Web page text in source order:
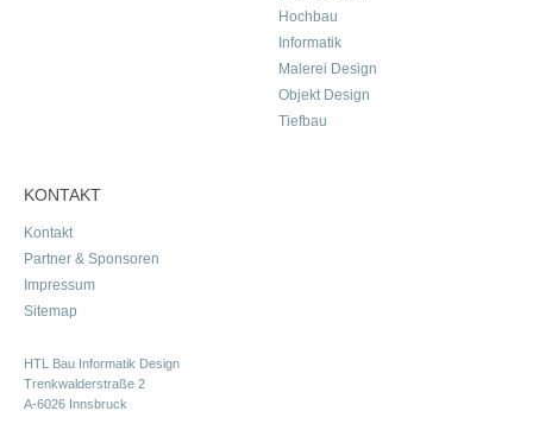
Hochbau
Informatik
Malerei Design
Objekt Design
Tiefbau
KONTAKT
Kontakt
Partner & Sponsoren
Impressum
Sitemap
HTL Bau Informatik Design
Trenkwalderstraße 2
A-6026 Innsbruck